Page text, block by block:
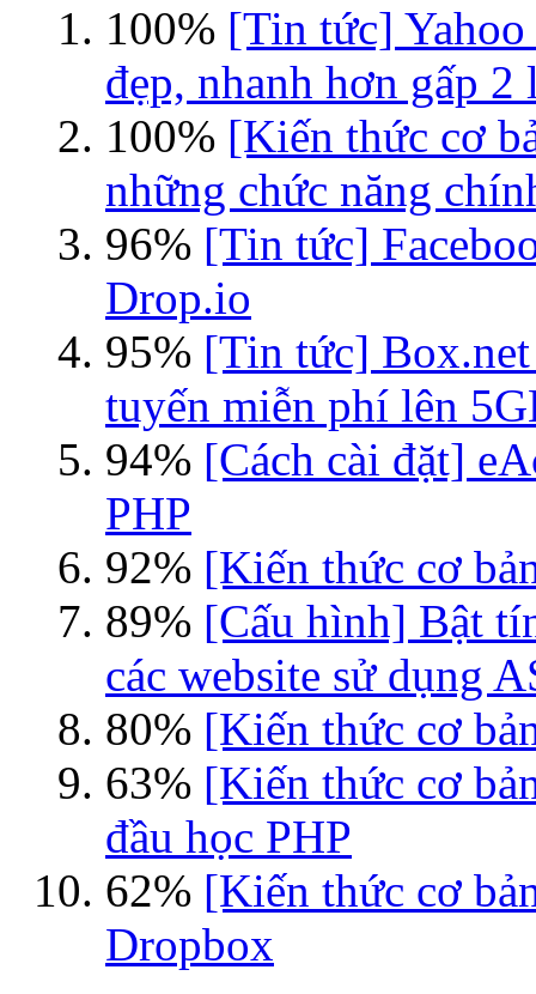
100% [Tin tức]
đẹp, nhanh hơn gấp 2
100% [Kiến thức cơ
những chức năng
96% [Tin tức]
Drop.io
95% [Tin tức]
tuyến miễn phí lên
94% [Cách cài đặt]
PHP
92% [Kiến thức cơ
89% [Cấu hình] Bật
các website sử dụng
80% [Kiến thức cơ
63% [Kiến thức cơ
đầu học PHP
62% [Kiến thức cơ
Dropbox